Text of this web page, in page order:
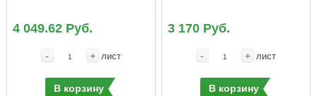
4 049.62 Руб.
- + лист
В корзину
3 170 Руб.
- + лист
В корзину